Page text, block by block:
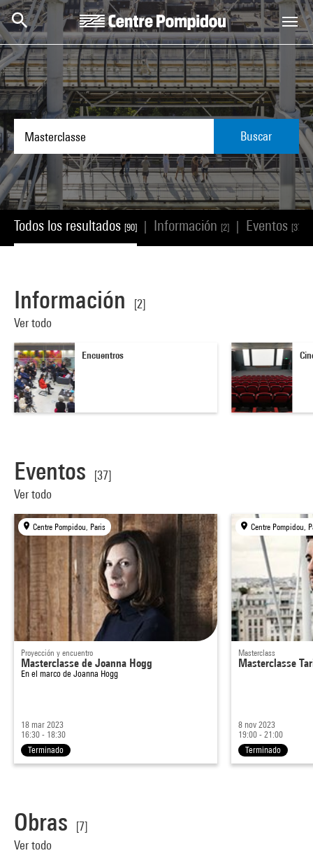
Skip to main content
Centre Pompidou
Buscar
Todos los resultados [90] Información [2] Eventos [37]
Información
[2]
Ver todo
Encuentros
Eventos
[37]
Ver todo
Centre Pompidou, Paris
Proyección y encuentro
Masterclasse de Joanna Hogg
En el marco de Joanna Hogg
18 mar 2023
16:30 - 18:30
Terminado
Centre Pompidou,
Masterclass
Masterclasse
8 nov 2023
19:00 - 21:00
Terminado
Obras
[7]
Ver todo